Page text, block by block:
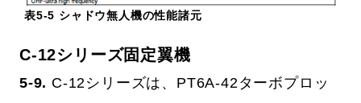
表5-5 シャドウ無人機の性能諸元
C-12シリーズ固定翼機
5-9. C-12シリーズは、PT6A-42ターボプロッ